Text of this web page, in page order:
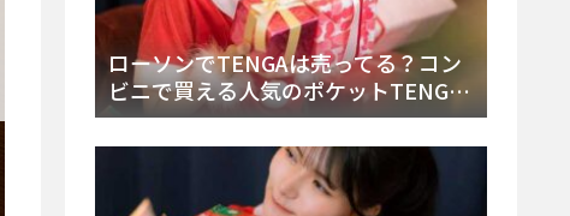
ローソンでTENGAは売ってる？コン
ビニで買える人気のポケットTENGA
とエッグの取り扱い店舗と陳列場所
を徹底解説！